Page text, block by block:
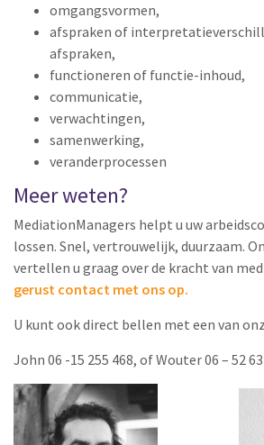
omgangsvormen,
afspraken of
afspraken,
functioneren of functie-inhoud,
communicatie,
verwachtingen,
samenwerking,
veranderprocessen
Meer weten?
MediationManagers helpt u uw
lossen. Snel, vertrouwelijk, duurzaam.
vertellen u graag over de kracht van
gerust contact met ons op.
U kunt ook direct bellen met een van
John 06 -15 255 468, of Wouter 06 – 52 63